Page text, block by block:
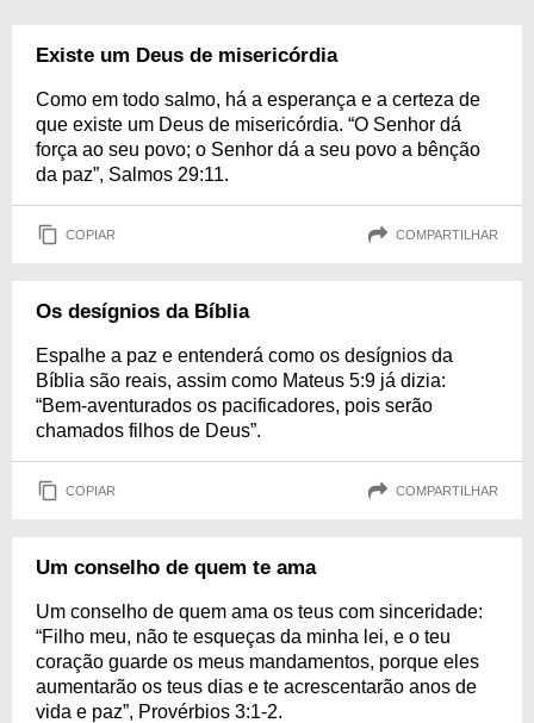
Existe um Deus de misericórdia
Como em todo salmo, há a esperança e a certeza de
que existe um Deus de misericórdia. “O Senhor dá
força ao seu povo; o Senhor dá a seu povo a bênção
da paz”, Salmos 29:11.
COPIAR COMPARTILHAR
Os desígnios da Bíblia
Espalhe a paz e entenderá como os desígnios da
Bíblia são reais, assim como Mateus 5:9 já dizia:
“Bem-aventurados os pacificadores, pois serão
chamados filhos de Deus”.
COPIAR COMPARTILHAR
Um conselho de quem te ama
Um conselho de quem ama os teus com sinceridade:
“Filho meu, não te esqueças da minha lei, e o teu
coração guarde os meus mandamentos, porque eles
aumentarão os teus dias e te acrescentarão anos de
vida e paz”, Provérbios 3:1-2.